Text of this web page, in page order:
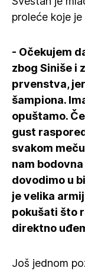
proleće koje je
- Očekujem
zbog Siniše i
prvenstva,
šampiona.
opuštamo.
gust
svakom
nam
dovodimo u
je velika
pokušati što
direktno
Još jednom